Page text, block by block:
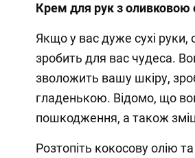
Крем для рук з оливковою
Якщо у вас дуже сухі руки,
зробить для вас чудеса.
зволожить вашу шкіру,
гладенькою. Відомо, що
пошкодження, а також
Розтопіть кокосову олію